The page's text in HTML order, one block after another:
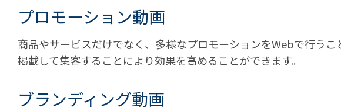
プロモーション動画
商品やサービスだけでなく、多様なプロモーションをWebで行うこ
掲載して集客することにより効果を高めることができます。
ブランディング動画